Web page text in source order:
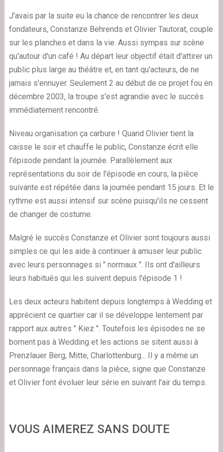
J'avais par la suite eu la chance de rencontrer les deux
fondateurs, Constanze Behrends et Olivier Tautorat, couple
sur les planches et dans la vie. Aussi sympas sur scène
qu'autour d'un café ! Au départ leur objectif était d'attirer un
public plus large au théâtre et, en tant qu'acteurs, de ne
jamais s'ennuyer. Seulement 2 au début de ce projet fou en
décembre 2003, la troupe s'est agrandie avec le succès
immédiatement rencontré.
Niveau organisation ça carbure ! Quand Olivier tient la
caisse le soir et chauffe le public, Constanze écrit elle
l'épisode pendant la journée. Parallèlement aux
représentations du soir de l'épisode en cours, la pièce
suivante est répétée dans la journée pendant 15 jours. Et le
rythme est aussi intensif sur scène puisqu'ils ne cessent
de changer de costume.
Malgré le succès Constanze et Olivier sont toujours aussi
simples ce qui les aide à continuer à amuser leur public
avec leurs personnages si " normaux ". Ils ont d'ailleurs
leurs habitués qui les suivent depuis l'épisode 1 !
Les deux acteurs habitent depuis longtemps à Wedding et
apprécient ce quartier car il se développe lentement par
rapport aux autres " Kiez ". Toutefois les épisodes ne se
bornent pas à Wedding et les actions se sitent aussi à
Prenzlauer Berg, Mitte, Charlottenburg... Il y a même un
personnage français dans la pièce, signe que Constanze
et Olivier font évoluer leur série en suivant l'air du temps.
VOUS AIMEREZ SANS DOUTE